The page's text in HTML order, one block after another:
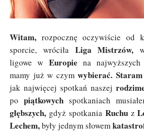
Witam, rozpocznę oczywiście od
sporcie, wróciła Liga Mistrzów,
ligowe w Europie na
mamy już w czym wybierać. Staram
jak najwięcej spotkań naszej
po piątkowychspotkaniach
głębszych, gdyż spotkania Ruchuz
Lechem,były jednym słowem